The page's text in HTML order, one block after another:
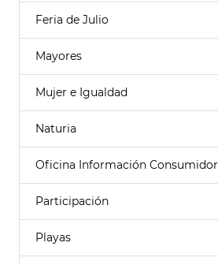
Feria de Julio
Mayores
Mujer e Igualdad
Naturia
Oficina Información Consumidor
Participación
Playas